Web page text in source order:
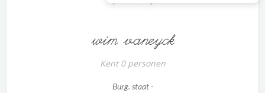
wim vaneyck
Kent 0 personen
Burg. staat -